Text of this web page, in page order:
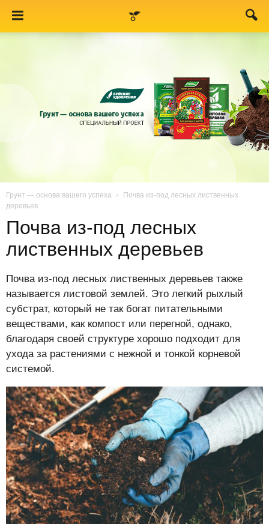
Грунт — основа вашего успеха
Почва из-под лесных лиственных
деревьев
Почва из-под лесных
лиственных деревьев
Почва из-под лесных лиственных деревьев также
называется листовой землей. Это легкий рыхлый
субстрат, который не так богат питательными
веществами, как компост или перегной, однако,
благодаря своей структуре хорошо подходит для
ухода за растениями с нежной и тонкой корневой
системой.